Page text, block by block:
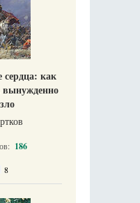
сердца: как
вынужденно
186
8